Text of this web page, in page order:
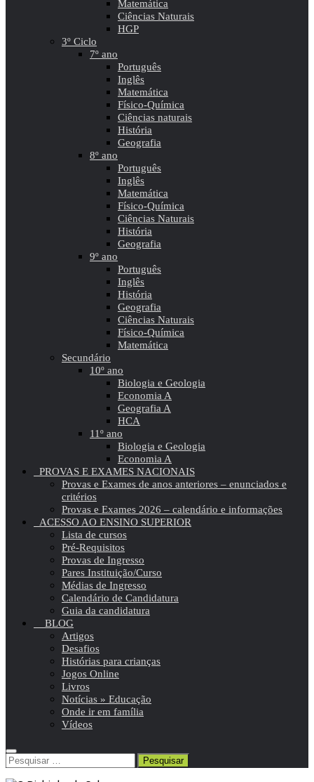
Matemática
Ciências Naturais
HGP
3º Ciclo
7º ano
Português
Inglês
Matemática
Físico-Química
Ciências naturais
História
Geografia
8º ano
Português
Inglês
Matemática
Físico-Química
Ciências Naturais
História
Geografia
9º ano
Português
Inglês
História
Geografia
Ciências Naturais
Físico-Química
Matemática
Secundário
10º ano
Biologia e Geologia
Economia A
Geografia A
HCA
11º ano
Biologia e Geologia
Economia A
PROVAS E EXAMES NACIONAIS
Provas e Exames de anos anteriores – enunciados e
critérios
Provas e Exames 2026 – calendário e informações
ACESSO AO ENSINO SUPERIOR
Lista de cursos
Pré-Requisitos
Provas de Ingresso
Pares Instituição/Curso
Médias de Ingresso
Calendário de Candidatura
Guia da candidatura
BLOG
Artigos
Desafios
Histórias para crianças
Jogos Online
Livros
Notícias » Educação
Onde ir em família
Vídeos
Pesquisar
por: